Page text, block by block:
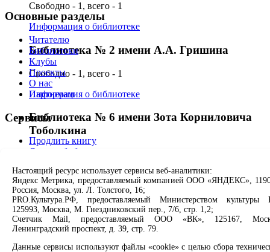
Свободно - 1, всего - 1
Информация о библиотеке
Библиотека № 2 имени А.А. Гришина
Свободно - 1, всего - 1
Информация о библиотеке
Библиотека № 6 имени Зота Корниловича
Тоболкина
Информация о библиотеке
Библиотека № 7 имени И.М. Ермакова
Свободно - 1, всего - 1
Информация о библиотеке
Основные разделы
Читателю
Библиотеки
Клубы
Проекты
О нас
Партнерам
Сервисы
Продлить книгу
Спроси библиотекаря
Оцените качество услуг
Направить обращение директору
Соцсети
Вконтакте
Настоящий ресурс использует сервисы веб-аналитики:
Яндекс Метрика, предоставляемый компанией ООО «ЯНДЕКС»,
Россия, Москва, ул. Л. Толстого, 16;
PRO.Культура.РФ, предоставляемый Министерством культуры
125993, Москва, М. Гнездниковский пер., 7/6, стр. 1,2;
Счетчик Mail, предоставляемый ООО «ВК», 125167,
Ленинградский проспект, д. 39, стр. 79.
Данные сервисы используют файлы «cookie» с целью сбора